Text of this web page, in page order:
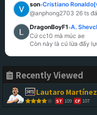
son»Cristiano Ronaldo
@anphong2703 26 ts
DragonBoyF1»A.
Cứ cc10 mà múc ae
Còn này là cú lừa đấy
Recently Viewed
Lautaro Martínez
ST 109 CF 107